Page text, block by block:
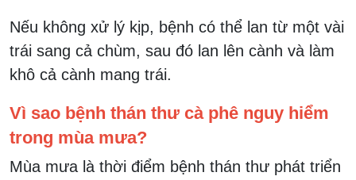
Nếu không xử lý kịp, bệnh có thể lan từ một vài
trái sang cả chùm, sau đó lan lên cành và làm
khô cả cành mang trái.
Vì sao bệnh thán thư cà phê nguy hiểm
trong mùa mưa?
Mùa mưa là thời điểm bệnh thán thư phát triển